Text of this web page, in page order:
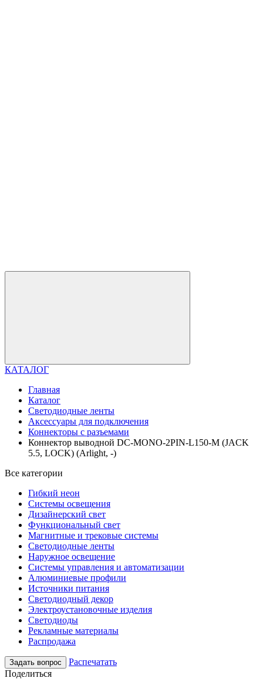
КАТАЛОГ
Главная
Каталог
Светодиодные ленты
Аксессуары для подключения
Коннекторы с разъемами
Коннектор выводной DC-MONO-2PIN-L150-M (JACK
5.5, LOCK) (Arlight, -)
Все категории
Гибкий неон
Системы освещения
Дизайнерский свет
Функциональный свет
Магнитные и трековые системы
Светодиодные ленты
Наружное освещение
Системы управления и автоматизации
Алюминиевые профили
Источники питания
Светодиодный декор
Электроустановочные изделия
Светодиоды
Рекламные материалы
Распродажа
Задать вопрос
Распечатать
Поделиться